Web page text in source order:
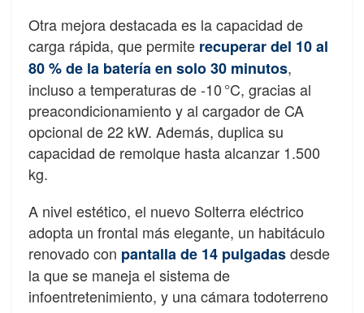
Otra mejora destacada es la capacidad de
carga rápida, que permite recuperar del 10 al
80 % de la batería en solo 30 minutos,
incluso a temperaturas de -10 °C, gracias al
preacondicionamiento y al cargador de CA
opcional de 22 kW. Además, duplica su
capacidad de remolque hasta alcanzar 1.500
kg.
A nivel estético, el nuevo Solterra eléctrico
adopta un frontal más elegante, un habitáculo
renovado con pantalla de 14 pulgadasdesde
la que se maneja el sistema de
infoentretenimiento, y una cámara todoterreno